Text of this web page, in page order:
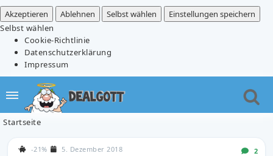
Akzeptieren
Ablehnen Selbst wählen
Einstellungen speichern
Selbst wählen
Cookie-Richtlinie
Datenschutzerklärung
Impressum
Startseite
-21% 5. Dezember 2018 2